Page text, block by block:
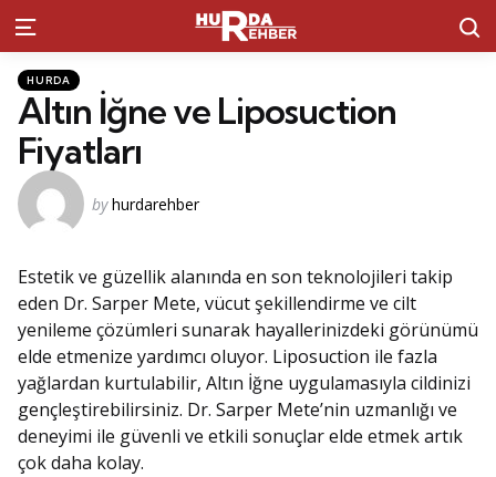
Menu
Kategoriler
Posted
in
HURDA
Altın İğne ve Liposuction
Fiyatları
Posted
by hurdarehber
Estetik ve güzellik alanında en son teknolojileri takip
eden Dr. Sarper Mete, vücut şekillendirme ve cilt
yenileme çözümleri sunarak hayallerinizdeki görünümü
elde etmenize yardımcı oluyor. Liposuction ile fazla
yağlardan kurtulabilir, Altın İğne uygulamasıyla cildinizi
gençleştirebilirsiniz. Dr. Sarper Mete’nin uzmanlığı ve
deneyimi ile güvenli ve etkili sonuçlar elde etmek artık
çok daha kolay.